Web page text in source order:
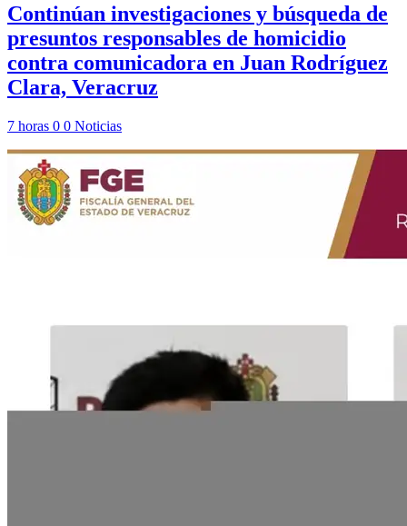
Continúan investigaciones y búsqueda de
presuntos responsables de homicidio
contra comunicadora en Juan Rodríguez
Clara, Veracruz
7 horas 0 0 Noticias